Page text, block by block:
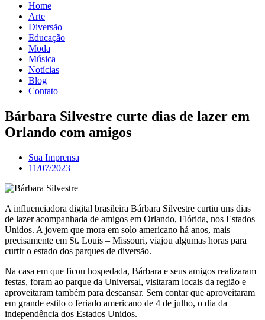
Home
Arte
Diversão
Educação
Moda
Música
Notícias
Blog
Contato
Bárbara Silvestre curte dias de lazer em
Orlando com amigos
Sua Imprensa
11/07/2023
A influenciadora digital brasileira Bárbara Silvestre curtiu uns dias
de lazer acompanhada de amigos em Orlando, Flórida, nos Estados
Unidos. A jovem que mora em solo americano há anos, mais
precisamente em St. Louis – Missouri, viajou algumas horas para
curtir o estado dos parques de diversão.
Na casa em que ficou hospedada, Bárbara e seus amigos realizaram
festas, foram ao parque da Universal, visitaram locais da região e
aproveitaram também para descansar. Sem contar que aproveitaram
em grande estilo o feriado americano de 4 de julho, o dia da
independência dos Estados Unidos.